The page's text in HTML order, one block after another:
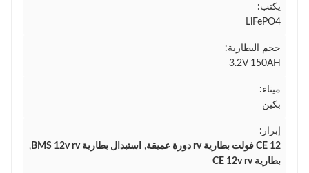
يكتب:
LiFePO4
حجم البطارية:
3.2V 150AH
ميناء:
بكين
إبراز:
CE 12 فولت بطارية rv دورة عميقة
, استبدال بطارية BMS 12v rv
,
بطارية CE 12v rv